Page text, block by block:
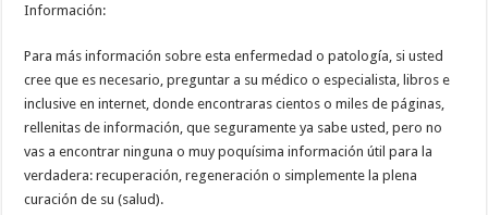
Información:
Para más información sobre esta enfermedad o patología, si usted
cree que es necesario, preguntar a su médico o especialista, libros e
inclusive en internet, donde encontraras cientos o miles de páginas,
rellenitas de información, que seguramente ya sabe usted, pero no
vas a encontrar ninguna o muy poquísima información útil para la
verdadera: recuperación, regeneración o simplemente la plena
curación de su (salud).